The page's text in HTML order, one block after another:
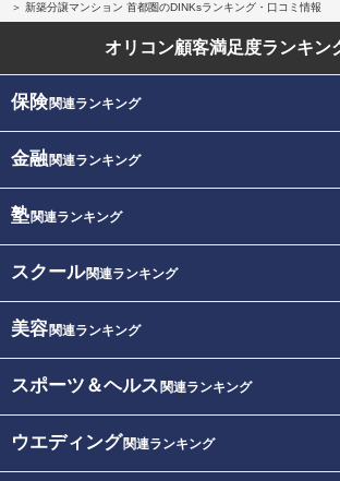
新築分譲マンション 首都圏のDINKsランキング・口コミ情報
オリコン顧客満足度ランキン
保険関連ランキング
金融関連ランキング
塾関連ランキング
スクール関連ランキング
美容関連ランキング
スポーツ＆ヘルス 関連ランキング
ウエディング関連ランキング